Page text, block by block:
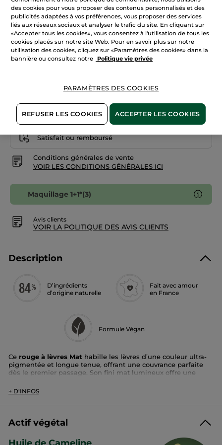
avis
sur
Rouge
Rouge
Botanique
Mat
305. Rouge Pavot
Quantité
Livraison à partir du12/08
Satisfait ou remboursé
Conditions générales de vente
VOIR LES CONDITIONS GÉNÉRALES ICI
Maquillage 1+1*(3)
Avis clients
VOIR LA POLITIQUE DES AVIS CLIENTS
Description
D’ingrédients
d’origine naturelle
Fait avec amour
en France
Formule Végan
Ce rouge à lèvres Mat habille les lèvres d’une couleur ultra-
pigmentée et longue tenue, offrant une couvrance parfaite
dès le premier passage. Son fini mat lumineux offre une
Cette formule soin, enrichie en huile de cameline,
hydrate les lèvres. Elle assure un confortlongue durée
52%**plus hydratées
lèvres avec douceur sans filer dans les ridules tandis que la
nouvelle forme du raisin épouse les lèvres avec précision.
+ D'INFOS
Actif végétal
des cookies pour vous proposer des contenus personnalisés et des
publicités adaptées à vos préférences, vous proposer des services
liés aux réseaux sociaux et analyser le trafic du site. En cliquant sur
«Accepter tous les cookies», vous consentez à l'utilisation de tous les
cookies placés sur notre site Web. Pour en savoir plus sur notre
utilisation des cookies, cliquez sur «Paramètres des cookies» dans la
bannière ou consultez notre
Politique vie privée
PARAMÈTRES DES COOKIES
REFUSER LES COOKIES ACCEPTER LES COOKIES